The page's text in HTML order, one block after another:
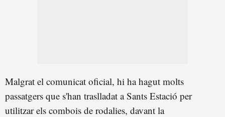
Malgrat el comunicat oficial, hi ha hagut molts
passatgers que s'han traslladat a Sants Estació per
utilitzar els combois de rodalies, davant la